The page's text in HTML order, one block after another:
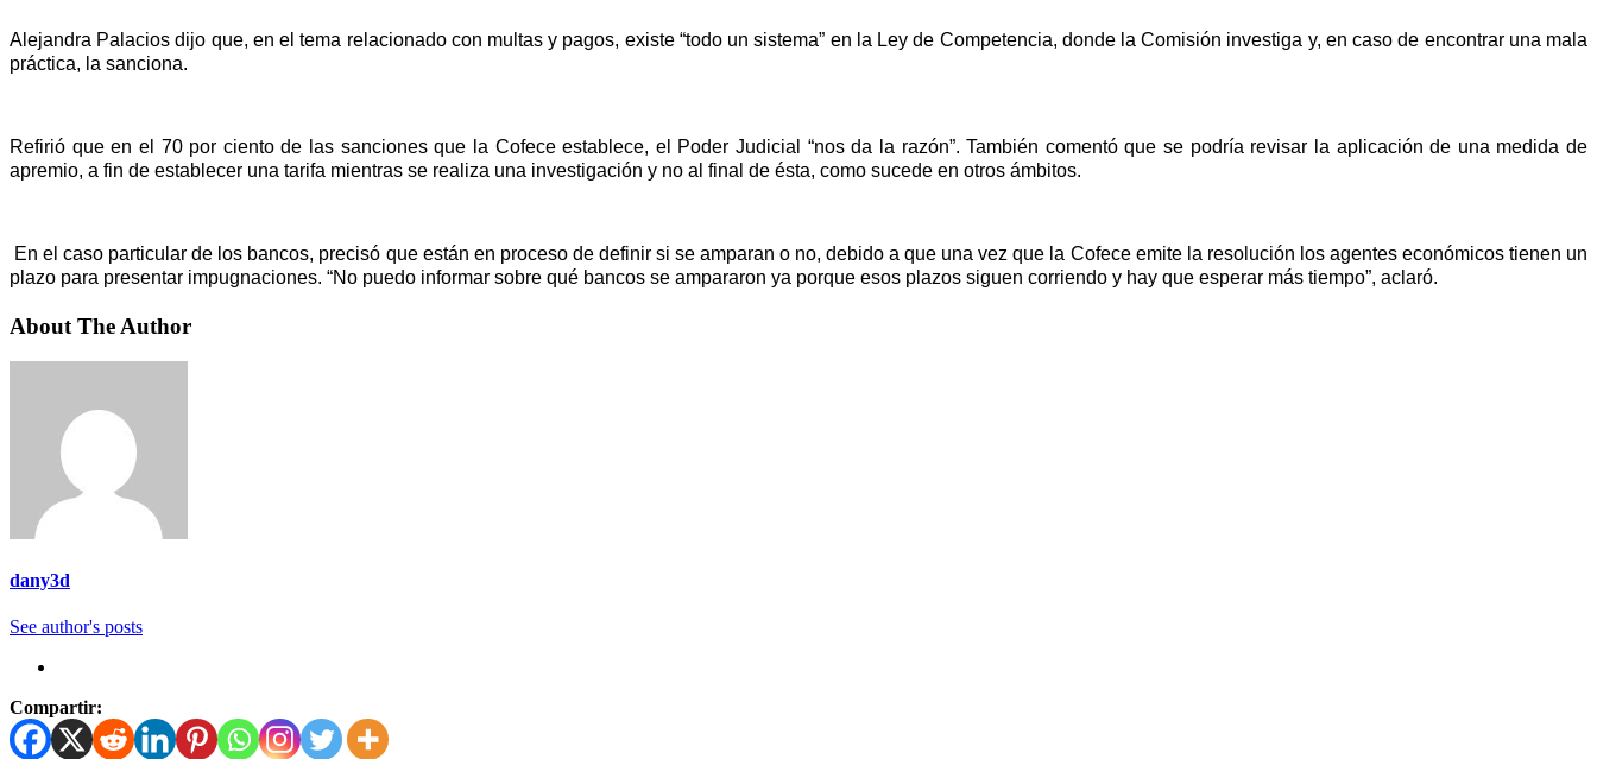
Alejandra Palacios dijo que, en el tema relacionado con multas y pagos, existe “todo un sistema” en la Ley de Competencia, donde la Comisión investiga y, en caso de encontrar una mala
práctica, la sanciona.
Refirió que en el 70 por ciento de las sanciones que la Cofece establece, el Poder Judicial “nos da la razón”. También comentó que se podría revisar la aplicación de una medida de
apremio, a fin de establecer una tarifa mientras se realiza una investigación y no al final de ésta, como sucede en otros ámbitos.
En el caso particular de los bancos, precisó que están en proceso de definir si se amparan o no, debido a que una vez que la Cofece emite la resolución los agentes económicos tienen un
plazo para presentar impugnaciones. “No puedo informar sobre qué bancos se ampararon ya porque esos plazos siguen corriendo y hay que esperar más tiempo”, aclaró.
About The Author
dany3d
See author's posts
Compartir: